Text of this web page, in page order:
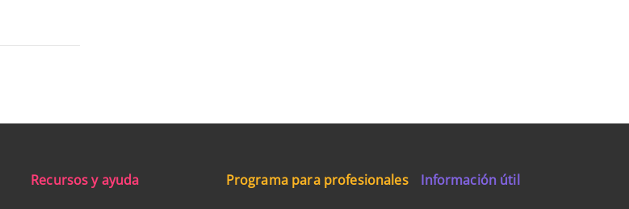
Recursos y ayuda Programa para profesionales Información útil